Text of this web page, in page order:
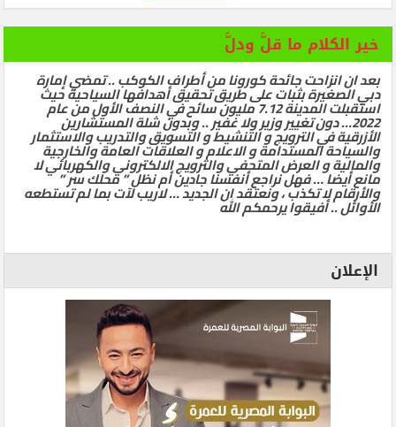
خير الكلام ما قلَّ ودلَّ
بعد ان انزاحت جائحة كورونا من أطراف الكوكب .. تمضي إمارة
دبي الصغيرة بثبات على طريق تحقيق أهدافها السياحية حيث
استقبلت المدينة 7.12 مليون سائح في النصف الأول من عام
2022… دون تغيير وزير ولا غفير .. وبدون شلة المستشارين
الأزرقية في الترويج و التنشيط و التسويق والتدريب والاستثمار
والسياحة المستدامة و الاعلام و العلاقات العامة والخارجية
والمالية و العرض المتحفي والترويج الالكتروني والكهربائي لا
مانع أيضا … فهل نراجع أنفسنا جادين أم نظل ” محلك سر ”
والأرقام لا تكذب ، ونعتقد ان الجديد … لاريب لآت بما لم تستطعه
الأوائل .. أفيقوا يرحمكم الله
الإعلان